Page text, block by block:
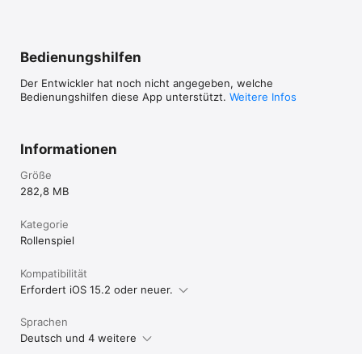
Bedienungshilfen
Der Entwickler hat noch nicht angegeben, welche
Bedienungshilfen diese App unterstützt. Weitere Infos
Informationen
Größe
282,8 MB
Kategorie
Rollenspiel
Kompatibilität
Erfordert iOS 15.2 oder neuer.
Sprachen
Deutsch und 4 weitere